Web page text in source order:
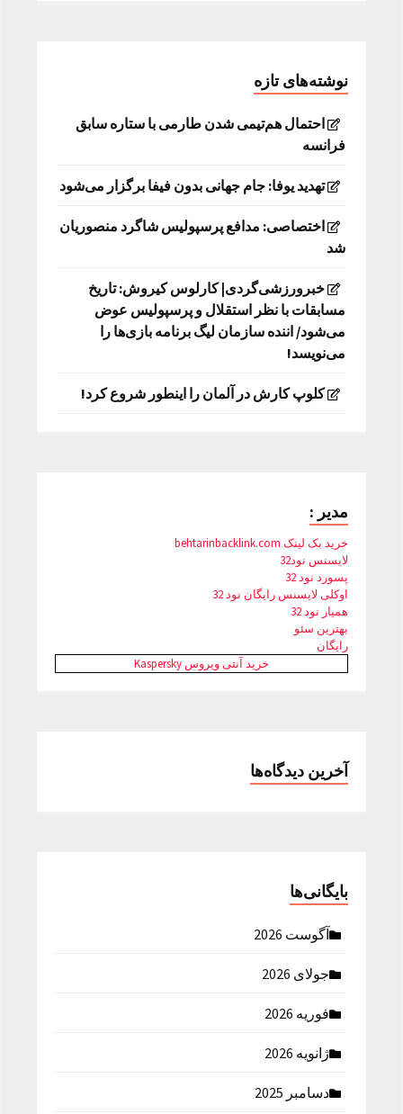
نوشته‌های تازه
احتمال هم‌تیمی شدن طارمی با ستاره سابق
فرانسه
تهدید یوفا: جام جهانی بدون فیفا برگزار می‌شود
اختصاصی: مدافع پرسپولیس شاگرد منصوریان
شد
خبرورزشی‌گردی| کارلوس کیروش: تاریخ
مسابقات با نظر استقلال و پرسپولیس عوض
می‌شود/ اننده سازمان لیگ برنامه بازی‌ها را
می‌نویسد!
کلوپ کارش در آلمان را اینطور شروع کرد!
مدیر :
خرید بک لینک behtarinbacklink.com
لایسنس نود32
پسورد نود 32
اوکلی لایسنس رایگان نود 32
همیار نود 32
بهترین سئو
رایگان
خرید آنتی ویروس Kaspersky
آخرین دیدگاه‌ها
بایگانی‌ها
آگوست 2026
جولای 2026
فوریه 2026
ژانویه 2026
دسامبر 2025